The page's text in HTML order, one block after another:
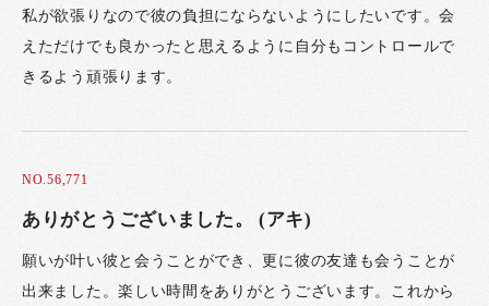
私が欲張りなので彼の負担にならないようにしたいです。会
えただけでも良かったと思えるように自分もコントロールで
きるよう頑張ります。
NO.56,771
ありがとうございました。 (アキ)
願いが叶い彼と会うことができ、更に彼の友達も会うことが
出来ました。楽しい時間をありがとうございます。これから